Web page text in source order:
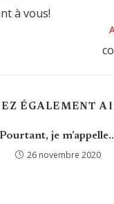
à vous!
ÉGALEMENT
je
26 novembre 2020